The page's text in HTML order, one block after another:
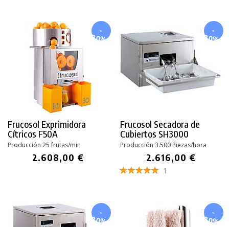
-
20%
Frucosol Exprimidora
Cítricos F50A
Producción 25 frutas/min
2.608,00 €
-
20%
Frucosol Secadora de
Cubiertos SH3000
Producción 3.500 Piezas/hora
2.616,00 €
1
-
20%
-
20%